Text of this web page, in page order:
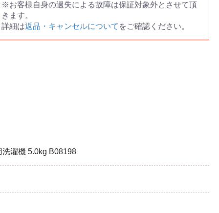
※お客様自身の過失による故障は保証対象外とさせて頂
きます。
詳細は返品・キャンセルについて をご確認ください。
濯機 5.0kg B08198